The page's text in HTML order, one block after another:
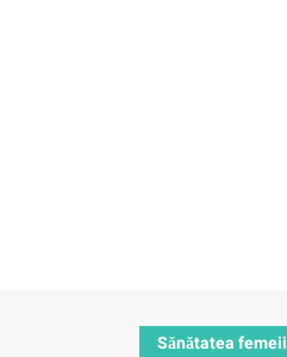
Sănătatea femeii